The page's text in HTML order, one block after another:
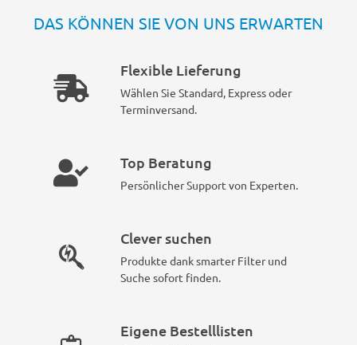
DAS KÖNNEN SIE VON UNS ERWARTEN
Flexible Lieferung
Wählen Sie Standard, Express oder
Terminversand.
Top Beratung
Persönlicher Support von Experten.
Clever suchen
Produkte dank smarter Filter und
Suche sofort finden.
Eigene Bestelllisten